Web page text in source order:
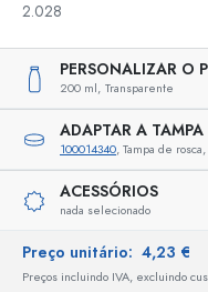
2.028
PERSONALIZAR O
200 ml, Transparente
ADAPTAR A TAMPA
100014340, Tampa de
ACESSÓRIOS
nada selecionado
Preço unitário: 4,23 €
Preços incluindo IVA, excluindo